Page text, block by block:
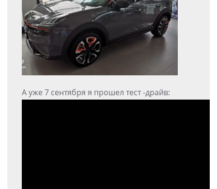
А уже 7 сентября я прошел тест -драйв: